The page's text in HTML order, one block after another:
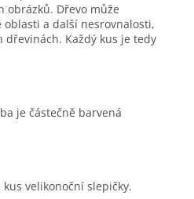
obrázků. Dřevo může
oblasti a další nesrovnalosti,
dřevinách. Každý kus je tedy
je částečně barvená
velikonoční slepičky.